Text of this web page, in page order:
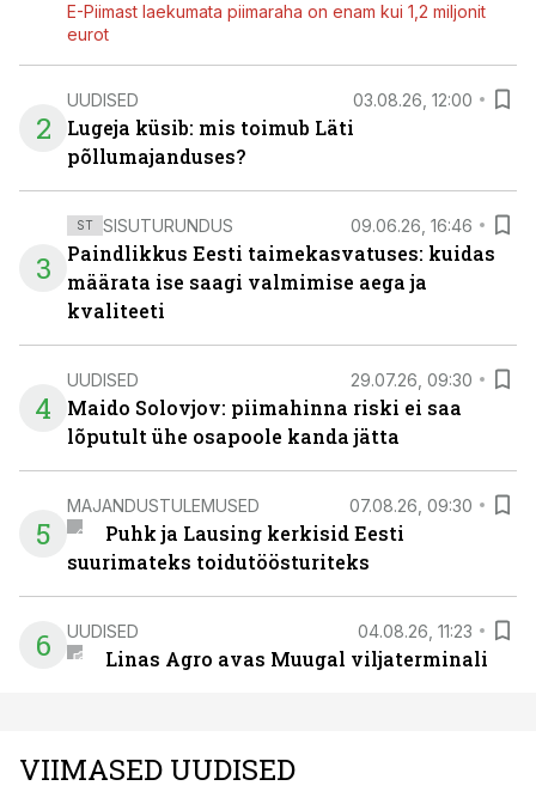
E-Piimast laekumata piimaraha on enam kui 1,2 miljonit
eurot
2
UUDISED 03.08.26, 12:00
Lugeja küsib: mis toimub Läti
põllumajanduses?
3
ST SISUTURUNDUS 09.06.26, 16:46
Paindlikkus Eesti taimekasvatuses: kuidas
määrata ise saagi valmimise aega ja
kvaliteeti
4
UUDISED 29.07.26, 09:30
Maido Solovjov: piimahinna riski ei saa
lõputult ühe osapoole kanda jätta
5
MAJANDUSTULEMUSED 07.08.26, 09:30
Puhk ja Lausing kerkisid Eesti
suurimateks toidutöösturiteks
6 UUDISED 04.08.26, 11:23
Linas Agro avas Muugal viljaterminali
VIIMASED UUDISED